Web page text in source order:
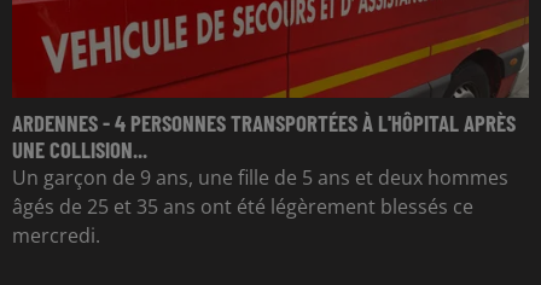
ARDENNES - 4 PERSONNES TRANSPORTÉES À L'HÔPITAL APRÈS
UNE COLLISION...
Un garçon de 9 ans, une fille de 5 ans et deux hommes
âgés de 25 et 35 ans ont été légèrement blessés ce
mercredi.